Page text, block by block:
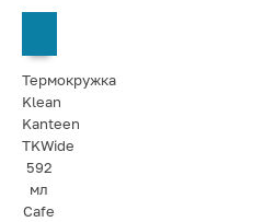
Термокружка
Klean
Kanteen
TKWide
592
мл
Cafe